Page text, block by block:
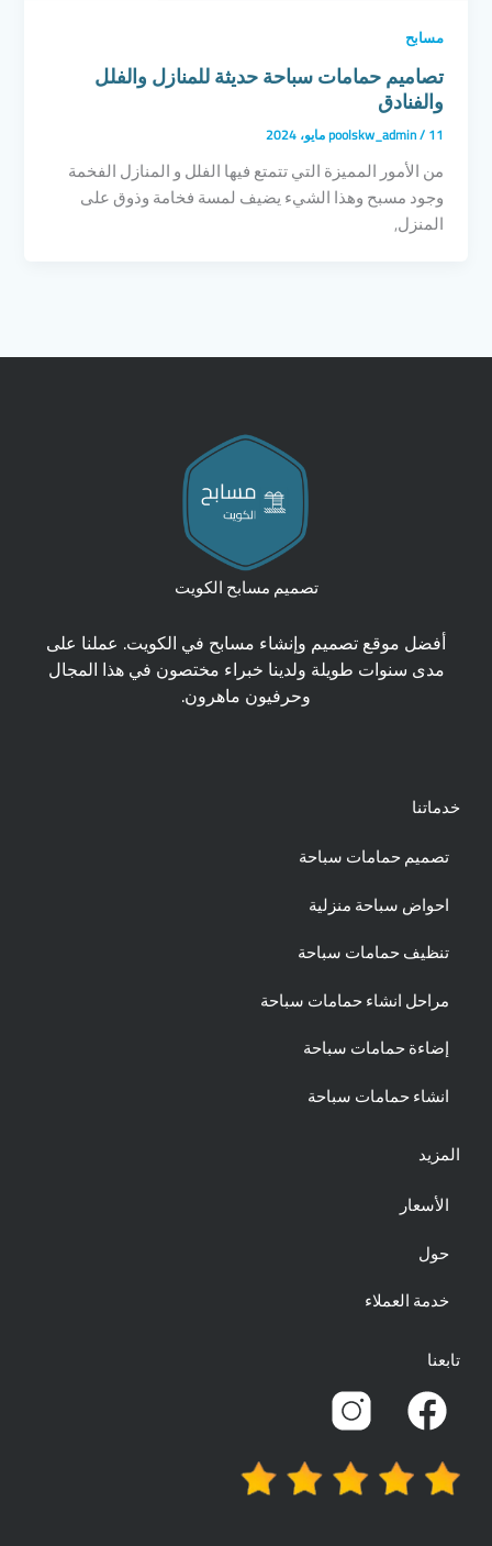
مسابح
تصاميم حمامات سباحة حديثة للمنازل والفلل
والفنادق
poolskw_admin/11 مايو، 2024
من الأمور المميزة التي تتمتع فيها الفلل و المنازل الفخمة
وجود مسبح وهذا الشيء يضيف لمسة فخامة وذوق على
المنزل,
تصميم مسابح الكويت
أفضل موقع تصميم وإنشاء مسابح في الكويت. عملنا على
مدى سنوات طويلة ولدينا خبراء مختصون في هذا المجال
وحرفيون ماهرون.
خدماتنا
تصميم حمامات سباحة
احواض سباحة منزلية
تنظيف حمامات سباحة
مراحل انشاء حمامات سباحة
إضاءة حمامات سباحة
انشاء حمامات سباحة
المزيد
الأسعار
حول
خدمة العملاء
تابعنا